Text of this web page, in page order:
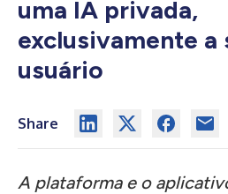
uma IA privada,
exclusivamente a
usuário
Share
A plataforma e o